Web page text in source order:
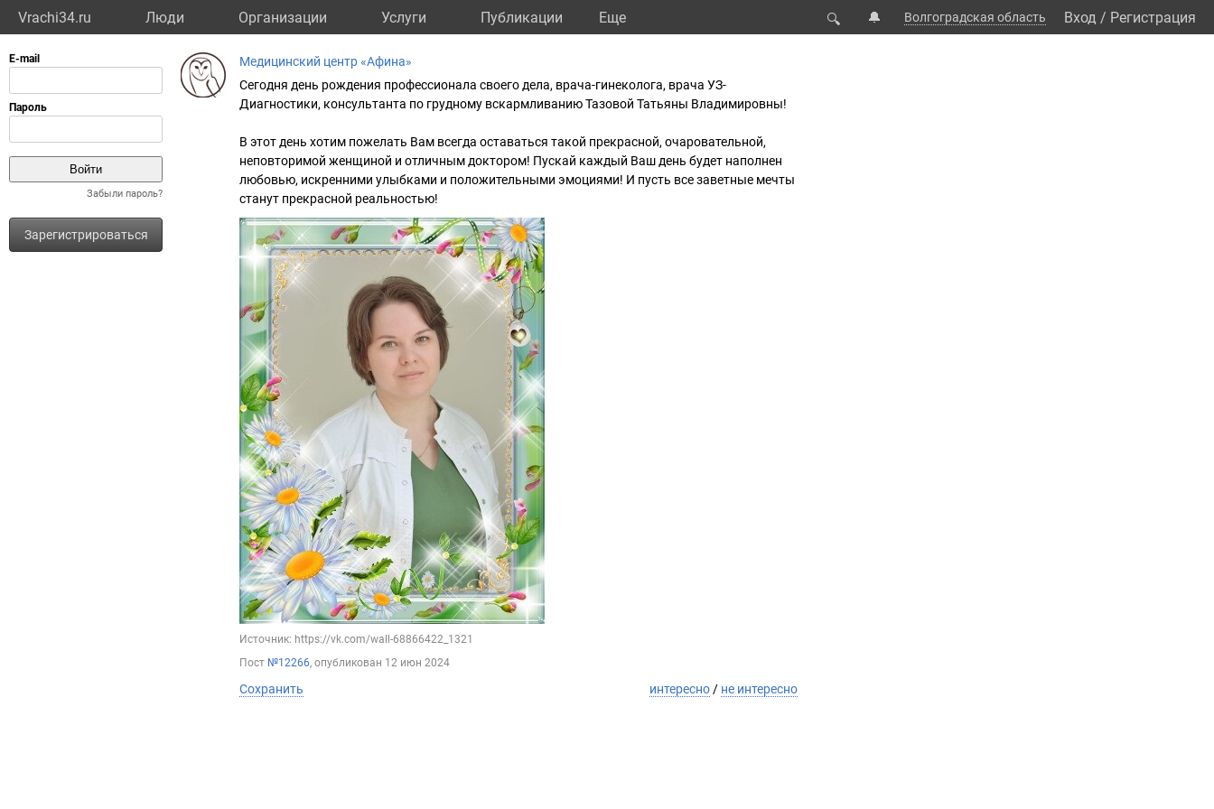
Vrachi34.ru Люди Организации Услуги Публикации Eще 🔍 🔔 Волгоградская область Вход / Регистрация
Забыли пароль?
Зарегистрироваться
Медицинский центр «Афина»
Сегодня день рождения профессионала своего дела, врача-гинеколога, врача УЗ-
Диагностики, консультанта по грудному вскармливанию Тазовой Татьяны Владимировны!
В этот день хотим пожелать Вам всегда оставаться такой прекрасной, очаровательной,
неповторимой женщиной и отличным доктором! Пускай каждый Ваш день будет наполнен
любовью, искренними улыбками и положительными эмоциями! И пусть все заветные мечты
станут прекрасной реальностью!
Источник: https://vk.com/wall-68866422_1321
Пост №12266, опубликован 12 июн 2024
Сохранить интересно / не интересно